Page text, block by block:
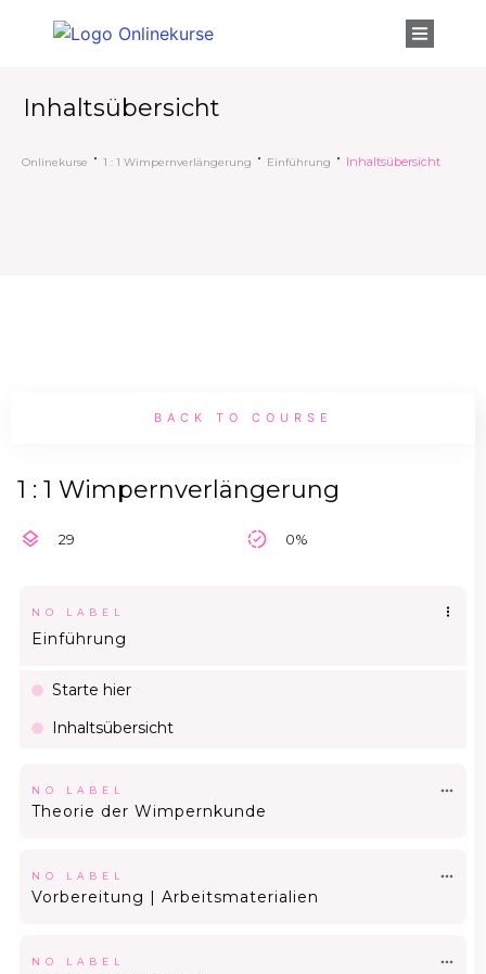
Inhaltsübersicht
Onlinekurse 1 : 1 Wimpernverlängerung Einführung Inhaltsübersicht
BACK TO COURSE
1 : 1 Wimpernverlängerung
29 0%
NO LABEL
Einführung
Starte hier
Inhaltsübersicht
NO LABEL
Theorie der Wimpernkunde
NO LABEL
Vorbereitung | Arbeitsmaterialien
NO LABEL